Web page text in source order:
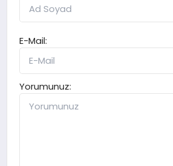
E-Mail:
Yorumunuz: